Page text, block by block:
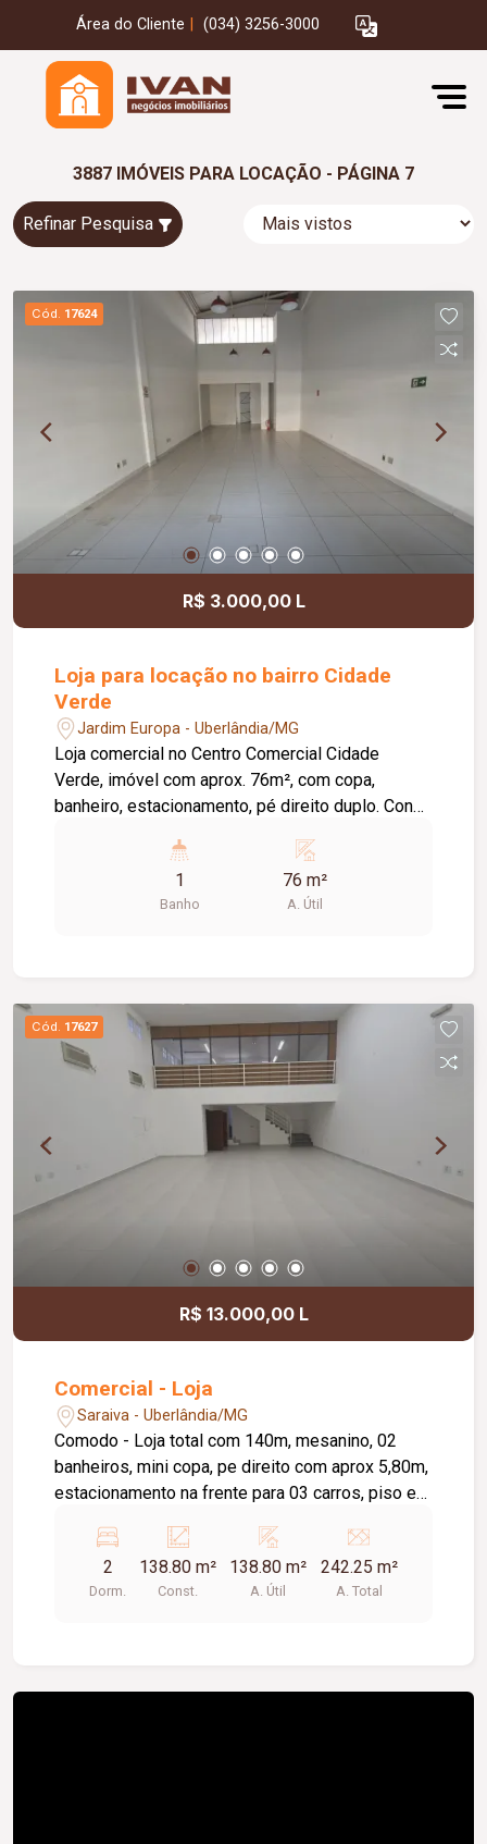
Área do Cliente (034) 3256-3000
3887 IMÓVEIS PARA LOCAÇÃO - PÁGINA 7
Refinar Pesquisa
Cód. 17624
R$ 3.000,00 L
Loja para locação no bairro Cidade
Verde
Jardim Europa - Uberlândia/MG
Loja comercial no Centro Comercial Cidade
Verde, imóvel com aprox. 76m², com copa,
banheiro, estacionamento, pé direito duplo. Cond
1
Banho
76 m²
A. Útil
Cód. 17627
R$ 13.000,00 L
Comercial - Loja
Saraiva - Uberlândia/MG
Comodo - Loja total com 140m, mesanino, 02
banheiros, mini copa, pe direito com aprox 5,80m,
estacionamento na frente para 03 carros, piso em
2
Dorm.
138.80 m²
Const.
138.80 m²
A. Útil
242.25 m²
A. Total